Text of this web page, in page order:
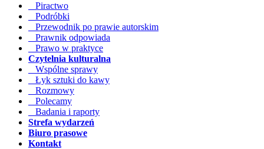
Piractwo
Podróbki
Przewodnik po prawie autorskim
Prawnik odpowiada
Prawo w praktyce
Czytelnia kulturalna
Wspólne sprawy
Łyk sztuki do kawy
Rozmowy
Polecamy
Badania i raporty
Strefa wydarzeń
Biuro prasowe
Kontakt